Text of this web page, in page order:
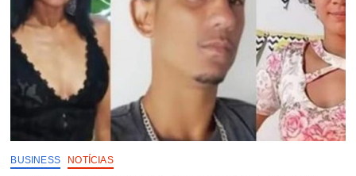
BR
101
PRÓXIMO
BUSINESS NOTÍCIAS